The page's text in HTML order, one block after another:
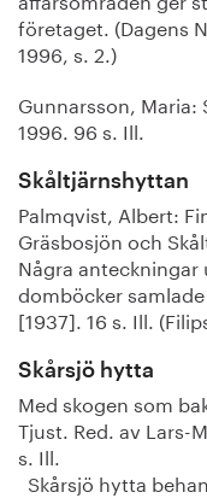
företaget. (Dagens
1996, s. 2.)
Gunnarsson, Maria:
1996. 96 s. Ill.
Skåltjärnshyttan
Palmqvist, Albert:
Gräsbosjön och
Några
domböcker
[1937]. 16 s. Ill.
Skårsjö hytta
Med skogen som
Tjust. Red. av Lars-
s. Ill.
Skårsjö hytta